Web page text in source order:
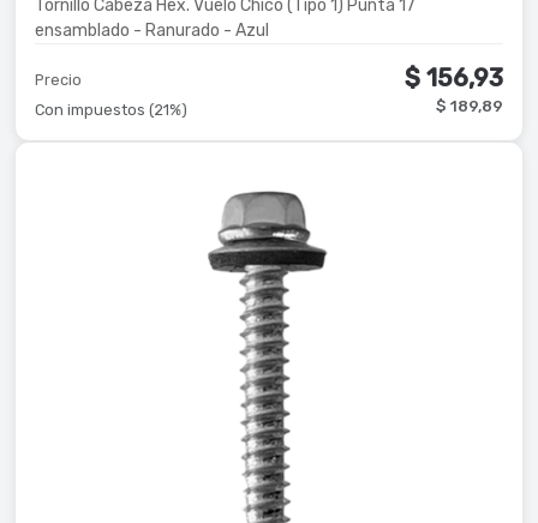
Tornillo Cabeza Hex. Vuelo Chico (Tipo 1) Punta 17
ensamblado - Ranurado - Azul
Precio $ 156,93
Con impuestos (21%) $ 189,89